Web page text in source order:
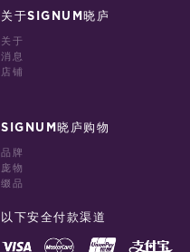
关于SIGNUM晓庐
关于
消息
店铺
SIGNUM晓庐购物
品牌
庞物
缀品
以下安全付款渠道